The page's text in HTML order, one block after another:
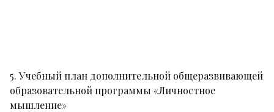
5. Учебный план дополнительной общеразвивающей
образовательной программы «Личностное
мышление»